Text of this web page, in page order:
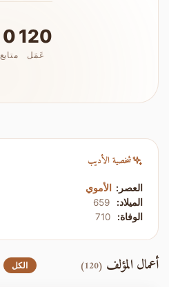
120
عَمَل
0
متابع
شخصية الأديب
العصر:
الأموي
الميلاد:
الوفاة:
أعمال المؤلف (120) الكل